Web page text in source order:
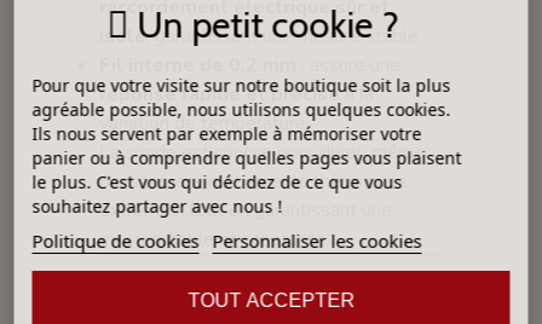
raccordement électrique sûr et
isolé, garantissant une mesure stable.
réponse rapide et préciseà la
variation de température.
La sonde est conçue pour durer, même
dans les environnements thermiques
extrêmes, tout en garantissant une
mesure fiable et constante.
Applications
Un petit cookie ?
Pour que votre visite sur notre boutique soit la plus
agréable possible, nous utilisons quelques cookies.
Ils nous servent par exemple à mémoriser votre
panier ou à comprendre quelles pages vous plaisent
le plus. C'est vous qui décidez de ce que vous
souhaitez partager avec nous !
Politique de cookies Personnaliser les cookies
TOUT ACCEPTER